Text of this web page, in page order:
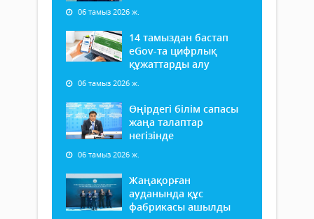
06 тамыз 2026 ж.
14 тамыздан бастап
еGov-та цифрлық
құжаттарды алу
06 тамыз 2026 ж.
Өңірдегі білім сапасы
жаңа талаптар
негізінде
06 тамыз 2026 ж.
Жаңақорған
ауданында құс
фабрикасы ашылды